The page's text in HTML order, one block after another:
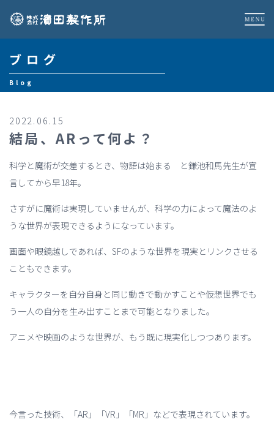
ブログ
Blog
2022.06.15
結局、ARって何よ？
科学と魔術が交差するとき、物語は始まる と鎌池和馬先生が宣
言してから早18年。
さすがに魔術は実現していませんが、科学の力によって魔法のよ
うな世界が表現できるようになっています。
画面や眼鏡越しであれば、SFのような世界を現実とリンクさせる
こともできます。
キャラクターを自分自身と同じ動きで動かすことや仮想世界でも
う一人の自分を生み出すことまで可能となりました。
アニメや映画のような世界が、もう既に現実化しつつあります。
今言った技術、「AR」「VR」「MR」などで表現されています。